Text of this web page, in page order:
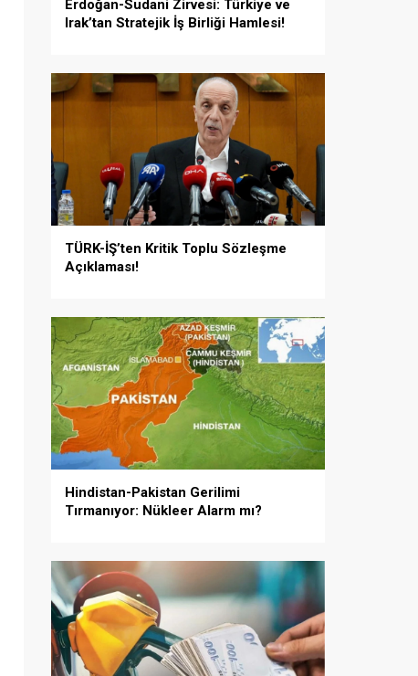
Erdoğan-Sudani Zirvesi: Türkiye ve
Irak’tan Stratejik İş Birliği Hamlesi!
TÜRK-İŞ’ten Kritik Toplu Sözleşme
Açıklaması!
Hindistan-Pakistan Gerilimi
Tırmanıyor: Nükleer Alarm mı?